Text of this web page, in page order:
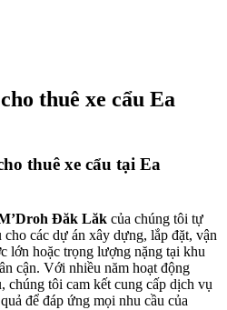
thuê xe cẩu Ea
thuê xe cẩu tại Ea
Đăk Lăk của chúng tôi tự
các dự án xây dựng, lắp đặt, vận
lớn hoặc trọng lượng nặng tại khu
cận. Với nhiều năm hoạt động
chúng tôi cam kết cung cấp dịch vụ
để đáp ứng mọi nhu cầu của